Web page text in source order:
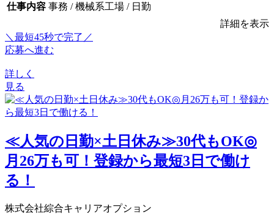
仕事内容 事務 / 機械系工場 / 日勤
詳細を表示
＼最短45秒で完了／
応募へ進む
詳しく
見る
≪人気の日勤×土日休み≫30代もOK◎
月26万も可！登録から最短3日で働け
る！
株式会社綜合キャリアオプション